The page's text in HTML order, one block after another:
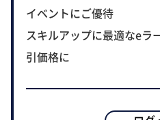
イベントにご優待
スキルアップに最適なeラ
引価格に